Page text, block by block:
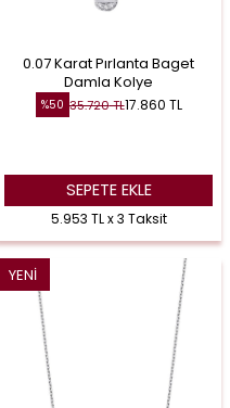
0.07 Karat Pırlanta Baget
Damla Kolye
%50 35.720TL17.860 TL
SEPETE EKLE
5.953 TL x 3 Taksit
YENI